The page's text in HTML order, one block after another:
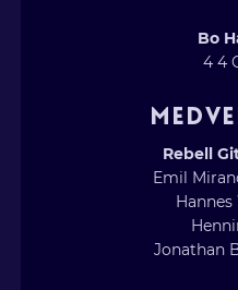
Bo
4 4
Rebell
Emil
Jonathan